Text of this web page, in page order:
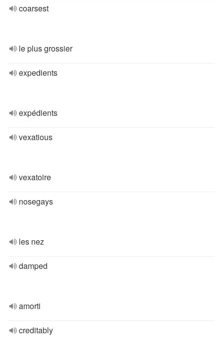
coarsest
le plus grossier
expedients
expédients
vexatious
vexatoire
nosegays
les nez
damped
amorti
creditably